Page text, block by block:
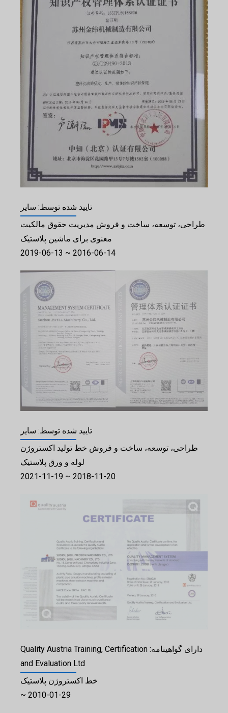
تایید شده توسط: سایر
طراحی، توسعه، ساخت و فروش مدیریت حقوق مالکیت
معنوی برای ماشین پلاستیک
2016-06-14 ~ 2019-06-13
تایید شده توسط: سایر
طراحی، توسعه، ساخت و فروش خط تولید اکستروژن
لوله و ورق پلاستیک
2018-11-20 ~ 2021-11-19
دارای گواهینامه: Quality Austria Training, Certification
and Evaluation Ltd
خط اکستروژن پلاستیک
2010-01-29 ~